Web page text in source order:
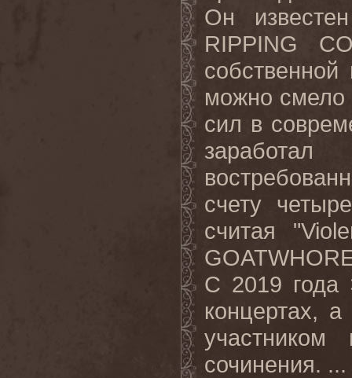
Он
RIPPING
можно смело
сил в
счету
считая
С 2019 года
концертах,
сочинения. ...